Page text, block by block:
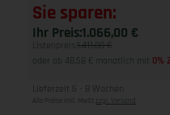
Sie sparen:
Ihr Preis:1.066,00 €
Listenpreis: 1.411,00 €
oder ab 48,58 € monatlich mit 0%
Lieferzeit 6 - 8 Wochen
Alle Preise inkl. MwSt zzgl. Versand